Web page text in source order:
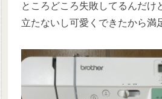
ところどころ失敗してるんだけ
立たないし可愛くできたから満